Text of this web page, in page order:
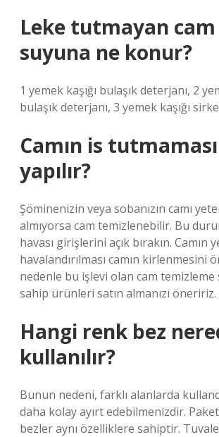
Leke tutmayan
suyuna ne konur?
1 yemek kaşığı bulaşık deterjanı, 2
bulaşık deterjanı, 3 yemek kaşığı
Camın is
yapılır?
Şöminenizin veya sobanızın camı
almıyorsa cam temizlenebilir. Bu
havası girişlerini açık bırakın. Camın
havalandırılması camın kirlenmesini
nedenle bu işlevi olan cam
sahip ürünleri satın almanızı öneririz.
Hangi renk bez
kullanılır?
Bunun nedeni, farklı alanlarda
daha kolay ayırt edebilmenizdir.
bezler aynı özelliklere sahiptir.